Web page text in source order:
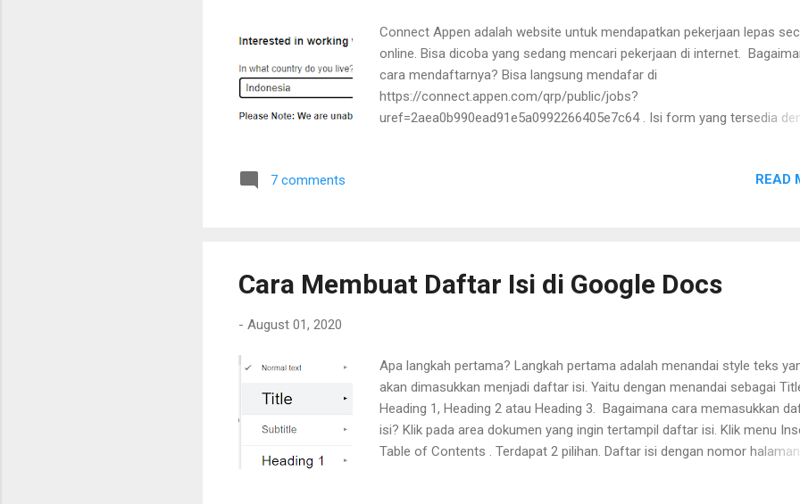
Connect Appen adalah website untuk mendapatkan pekerjaan lepas
online. Bisa dicoba yang sedang mencari pekerjaan di internet.
cara mendaftarnya? Bisa langsung mendafar di
https://connect.appen.com/qrp/public/jobs?
uref=2aea0b990ead91e5a0992266405e7c64 . Isi form yang tersedia
7 comments READ
Cara Membuat Daftar Isi di Google Docs
- August 01, 2020
Apa langkah pertama? Langkah pertama adalah menandai style teks
akan dimasukkan menjadi daftar isi. Yaitu dengan menandai sebagai
Heading 1, Heading 2 atau Heading 3. Bagaimana cara memasukkan
isi? Klik pada area dokumen yang ingin tertampil daftar isi. Klik menu
Table of Contents . Terdapat 2 pilihan. Daftar isi dengan nomor halaman